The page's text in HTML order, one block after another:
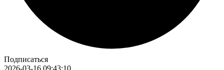
Подписаться
2026-03-16 09:43:10